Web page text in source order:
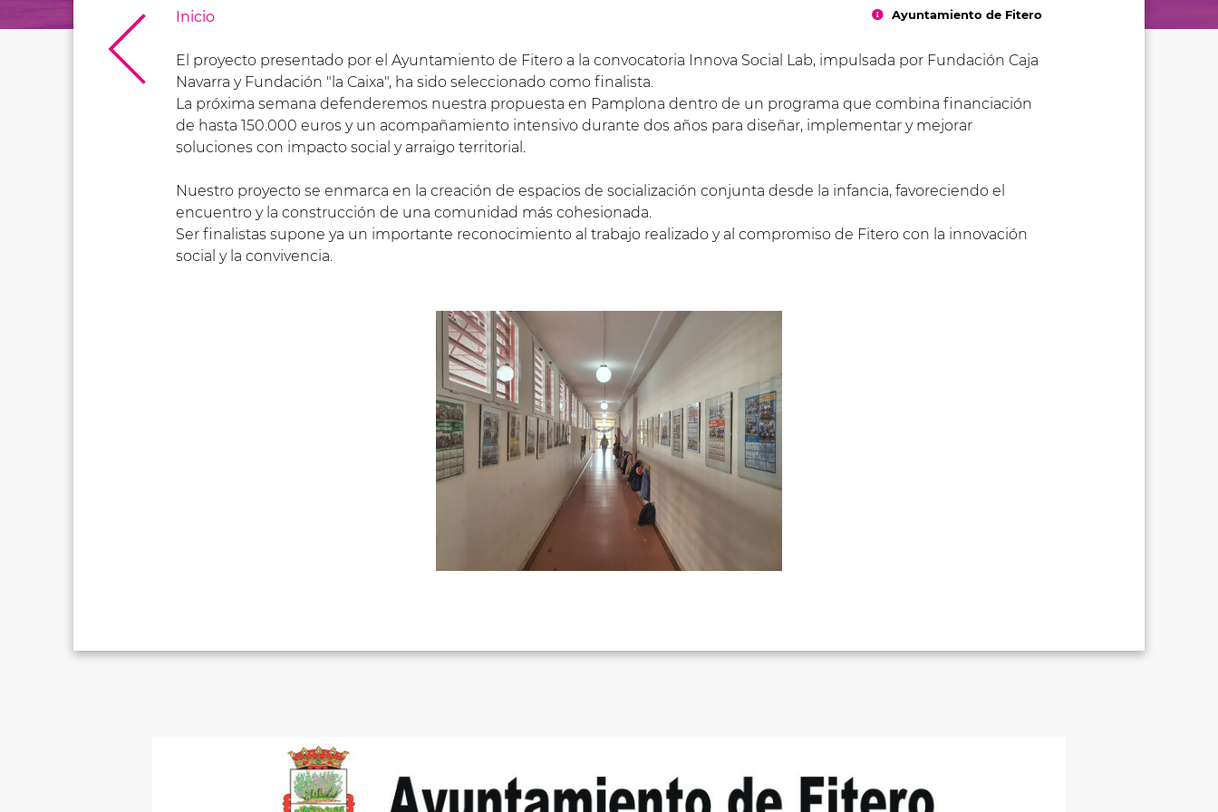
Inicio Ayuntamiento de Fitero
El proyecto presentado por el Ayuntamiento de Fitero a la convocatoria Innova Social Lab, impulsada por Fundación Caja
Navarra y Fundación "la Caixa", ha sido seleccionado como finalista.
La próxima semana defenderemos nuestra propuesta en Pamplona dentro de un programa que combina financiación
de hasta 150.000 euros y un acompañamiento intensivo durante dos años para diseñar, implementar y mejorar
soluciones con impacto social y arraigo territorial.
Nuestro proyecto se enmarca en la creación de espacios de socialización conjunta desde la infancia, favoreciendo el
encuentro y la construcción de una comunidad más cohesionada.
Ser finalistas supone ya un importante reconocimiento al trabajo realizado y al compromiso de Fitero con la innovación
social y la convivencia.